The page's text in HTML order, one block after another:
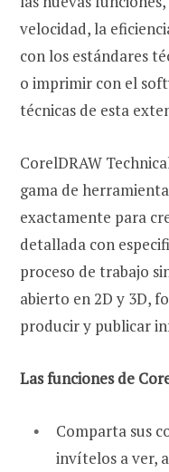
velocidad, la
con los estándares
o imprimir con el
técnicas de esta
CorelDRAW
gama de
exactamente para
detallada con
proceso de trabajo
abierto en 2D y 3D,
producir y publicar
Las funciones de
Comparta sus
invítelos a ver,